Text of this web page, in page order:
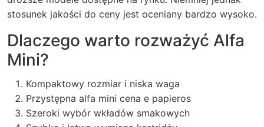
stosunek jakości do ceny jest oceniany bardzo wysoko.
Dlaczego warto rozważyć Alfa
Mini?
Kompaktowy rozmiar i niska waga
Przystępna alfa mini cena e papieros
Szeroki wybór wkładów smakowych